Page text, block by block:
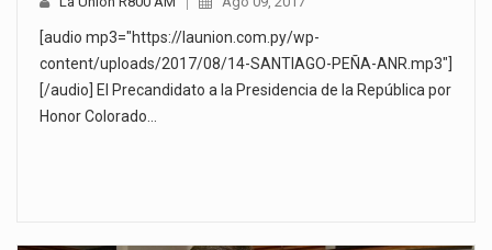
[audio mp3="https://launion.com.py/wp-
content/uploads/2017/08/14-SANTIAGO-PEÑA-ANR.mp3"]
[/audio] El Precandidato a la Presidencia de la República por
Honor Colorado…